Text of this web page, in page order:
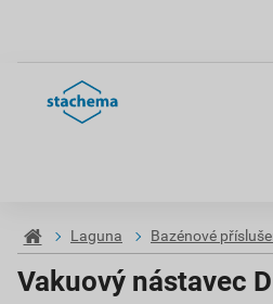
Laguna Bazénové
Vakuový nástavec